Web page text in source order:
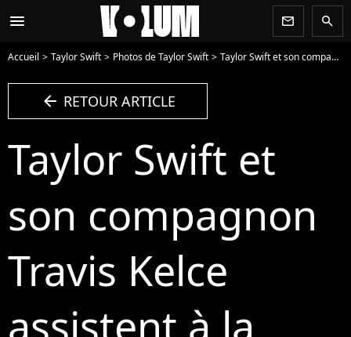
menu newsletter search
Accueil Taylor Swift Photos de Taylor Swift Taylor Swift et son compagnon Travis Kelce assistent à la finale de l'US Open au Arthur Ashe Stadium de l'USTA Billie Jean King National Tennis Center, Flushing Meadows le 8 septembre 2024 le 8 septembre 2024. - Photo
arrow_left RETOUR ARTICLE
Taylor Swift et
son compagnon
Travis Kelce
assistent à la